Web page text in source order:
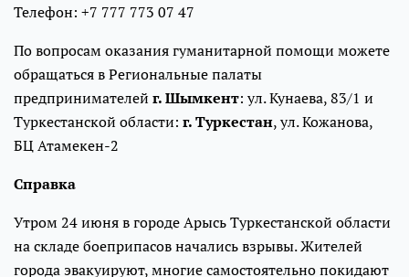
Телефон: +7 777 773 07 47
По вопросам оказания гуманитарной помощи можете
обращаться в Региональные палаты
предпринимателей г. Шымкент: ул. Кунаева, 83/1 и
Туркестанской области: г. Туркестан, ул. Кожанова,
БЦ Атамекен-2
Справка
Утром 24 июня в городе Арысь Туркестанской области
на складе боеприпасов начались взрывы. Жителей
города эвакуируют, многие самостоятельно покидают